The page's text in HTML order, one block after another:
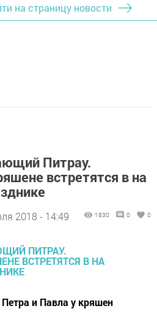
на страницу новости
Питрау.
встретятся в на
2018 - 14:49 1830 0 0
и Павла у кряшен